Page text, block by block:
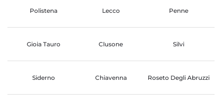
Polistena Lecco Penne
Gioia Tauro Clusone Silvi
Siderno Chiavenna Roseto Degli Abruzzi